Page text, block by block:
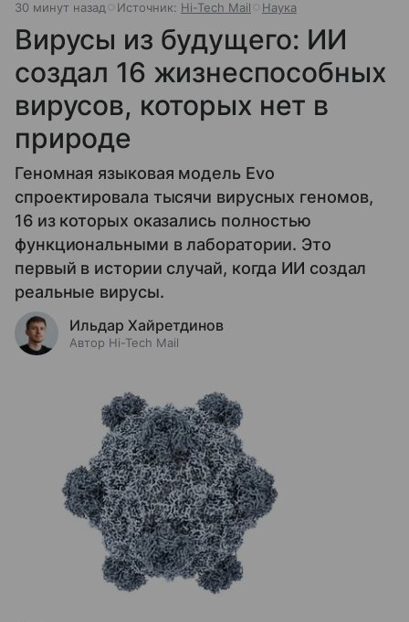
30 минут назад Источник: Hi-Tech Mail Наука
Вирусы из будущего: ИИ
создал 16 жизнеспособных
вирусов, которых нет в
природе
Геномная языковая модель Evo
спроектировала тысячи вирусных геномов,
16 из которых оказались полностью
функциональными в лаборатории. Это
первый в истории случай, когда ИИ создал
реальные вирусы.
Ильдар Хайретдинов
Автор Hi-Tech Mail